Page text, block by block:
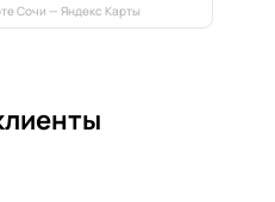
Сочи — Яндекс Карты